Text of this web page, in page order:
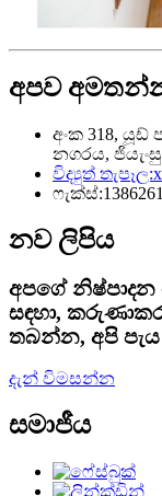
අපව
අංක 318,
නගරය,
විද්‍යුත් තැපෑල:
ෆැක්ස්:
නව ලිපිය
අපගේ
සඳහා,
තබන්න, අපි
දැන් විමසන්න
සමාජීය